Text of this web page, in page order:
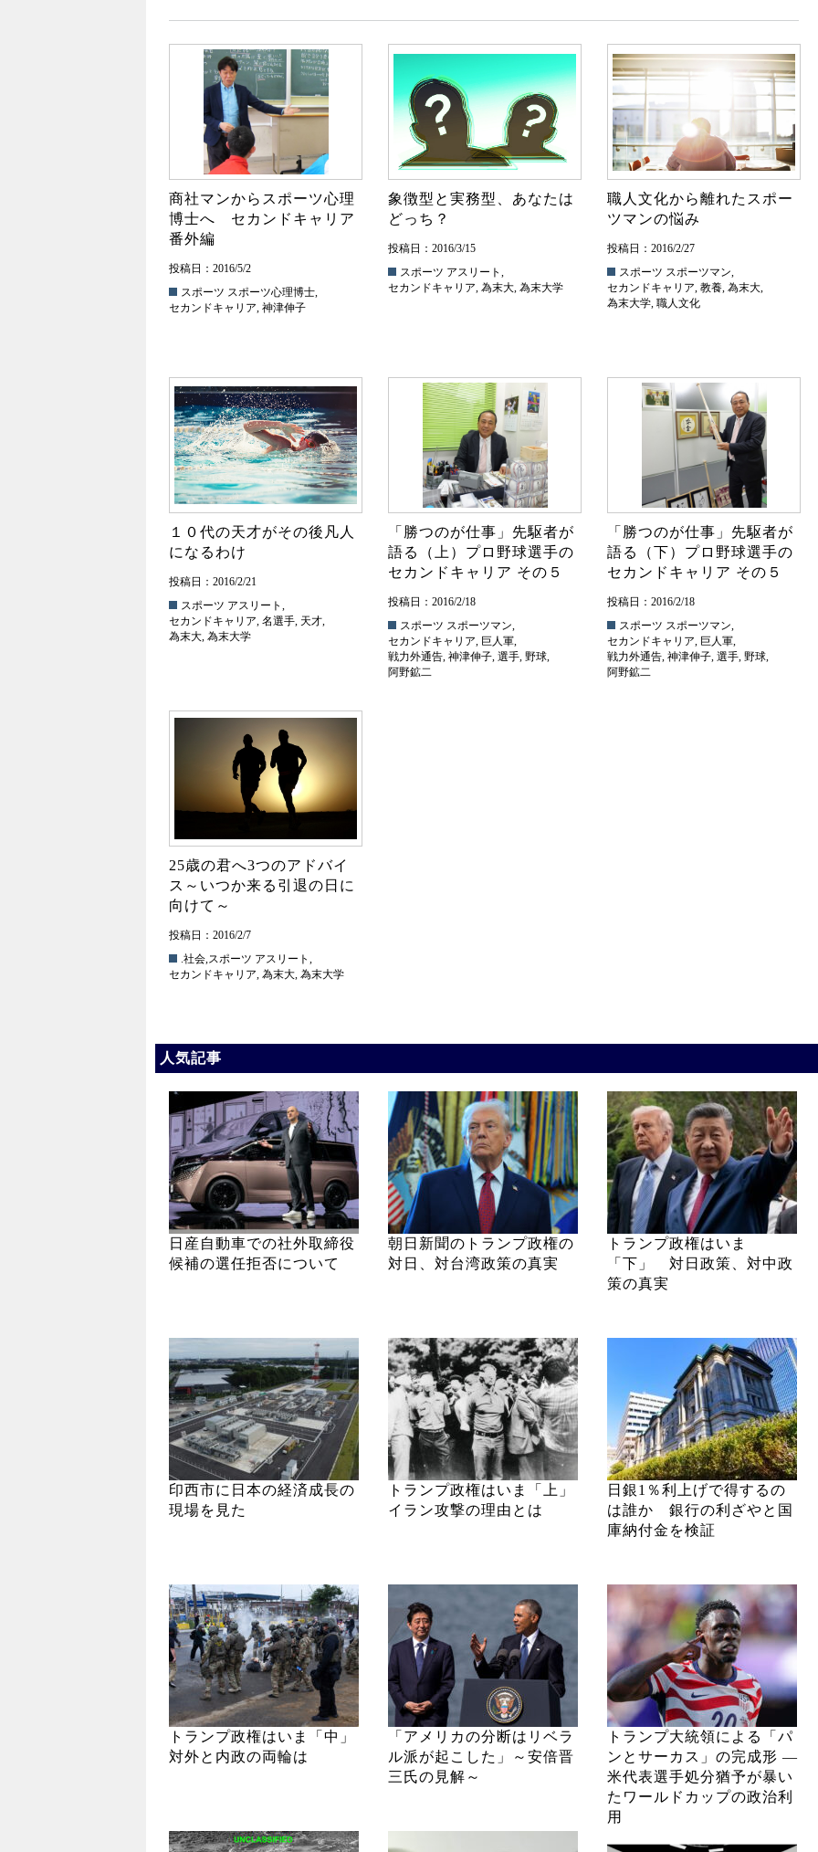
商社マンからスポーツ心理
博士へ セカンドキャリア
番外編
投稿日：2016/5/2
スポーツ スポーツ心理博士,
セカンドキャリア, 神津伸子
象徴型と実務型、あなたは
どっち？
投稿日：2016/3/15
スポーツ アスリート ,
セカンドキャリア, 為末大, 為末大学
職人文化から離れたスポー
ツマンの悩み
投稿日：2016/2/27
スポーツ スポーツマン,
セカンドキャリア, 教養, 為末大,
為末大学, 職人文化
１０代の天才がその後凡人
になるわけ
投稿日：2016/2/21
スポーツ アスリート ,
セカンドキャリア, 名選手, 天才,
為末大, 為末大学
「勝つのが仕事」先駆者が
語る（上）プロ野球選手の
セカンドキャリア その５
投稿日：2016/2/18
スポーツ スポーツマン,
セカンドキャリア, 巨人軍,
戦力外通告, 神津伸子, 選手, 野球,
阿野鉱二
「勝つのが仕事」先駆者が
語る（下）プロ野球選手の
セカンドキャリア その５
投稿日：2016/2/18
スポーツ スポーツマン,
セカンドキャリア, 巨人軍,
戦力外通告, 神津伸子, 選手, 野球,
阿野鉱二
25歳の君へ3つのアドバイ
ス～いつか来る引退の日に
向けて～
投稿日：2016/2/7
.社会,スポーツ アスリート ,
セカンドキャリア, 為末大, 為末大学
人気記事
日産自動車での社外取締役
候補の選任拒否について
朝日新聞のトランプ政権の
対日、対台湾政策の真実
トランプ政権はいま
「下」 対日政策、対中政
策の真実
印西市に日本の経済成長の
現場を見た
トランプ政権はいま「上」
イラン攻撃の理由とは
日銀1％利上げで得するの
は誰か 銀行の利ざやと国
庫納付金を検証
トランプ政権はいま「中」
対外と内政の両輪は
「アメリカの分断はリベラ
ル派が起こした」～安倍晋
三氏の見解～
トランプ大統領による「パ
ンとサーカス」の完成形 ―
米代表選手処分猶予が暴い
たワールドカップの政治利
用